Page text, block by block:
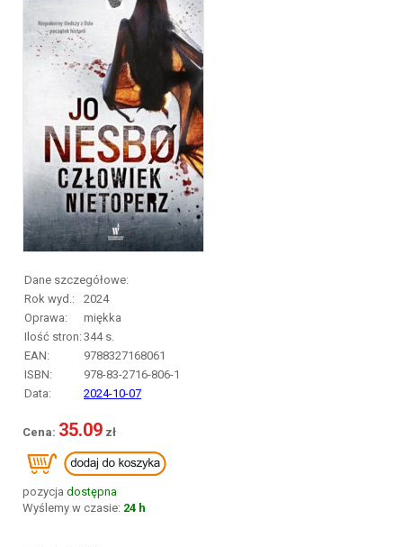
Dane szczegółowe:
Rok wyd.:
2024
Oprawa:
miękka
Ilość stron: 344s.
EAN:
9788327168061
ISBN:
978-83-2716-806-1
Data:
2024-10-07
35.09
pozycja dostępna
Wyślemy w czasie: 24 h